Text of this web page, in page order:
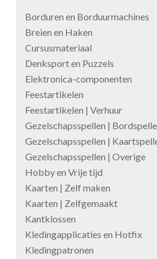
Borduren en Borduurmachines
Breien en Haken
Cursusmateriaal
Denksport en Puzzels
Elektronica-componenten
Feestartikelen
Feestartikelen | Verhuur
Gezelschapsspellen |
Gezelschapsspellen |
Gezelschapsspellen | Overige
Hobby en Vrije tijd
Kaarten | Zelf maken
Kaarten | Zelfgemaakt
Kantklossen
Kledingapplicaties en Hotfix
Kledingpatronen